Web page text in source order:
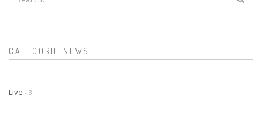
Form di ricerca
CATEGORIE NEWS
Live - 3